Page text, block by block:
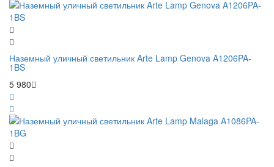
Наземный уличный светильник Arte Lamp Genova A1206PA-
1BS
5 980